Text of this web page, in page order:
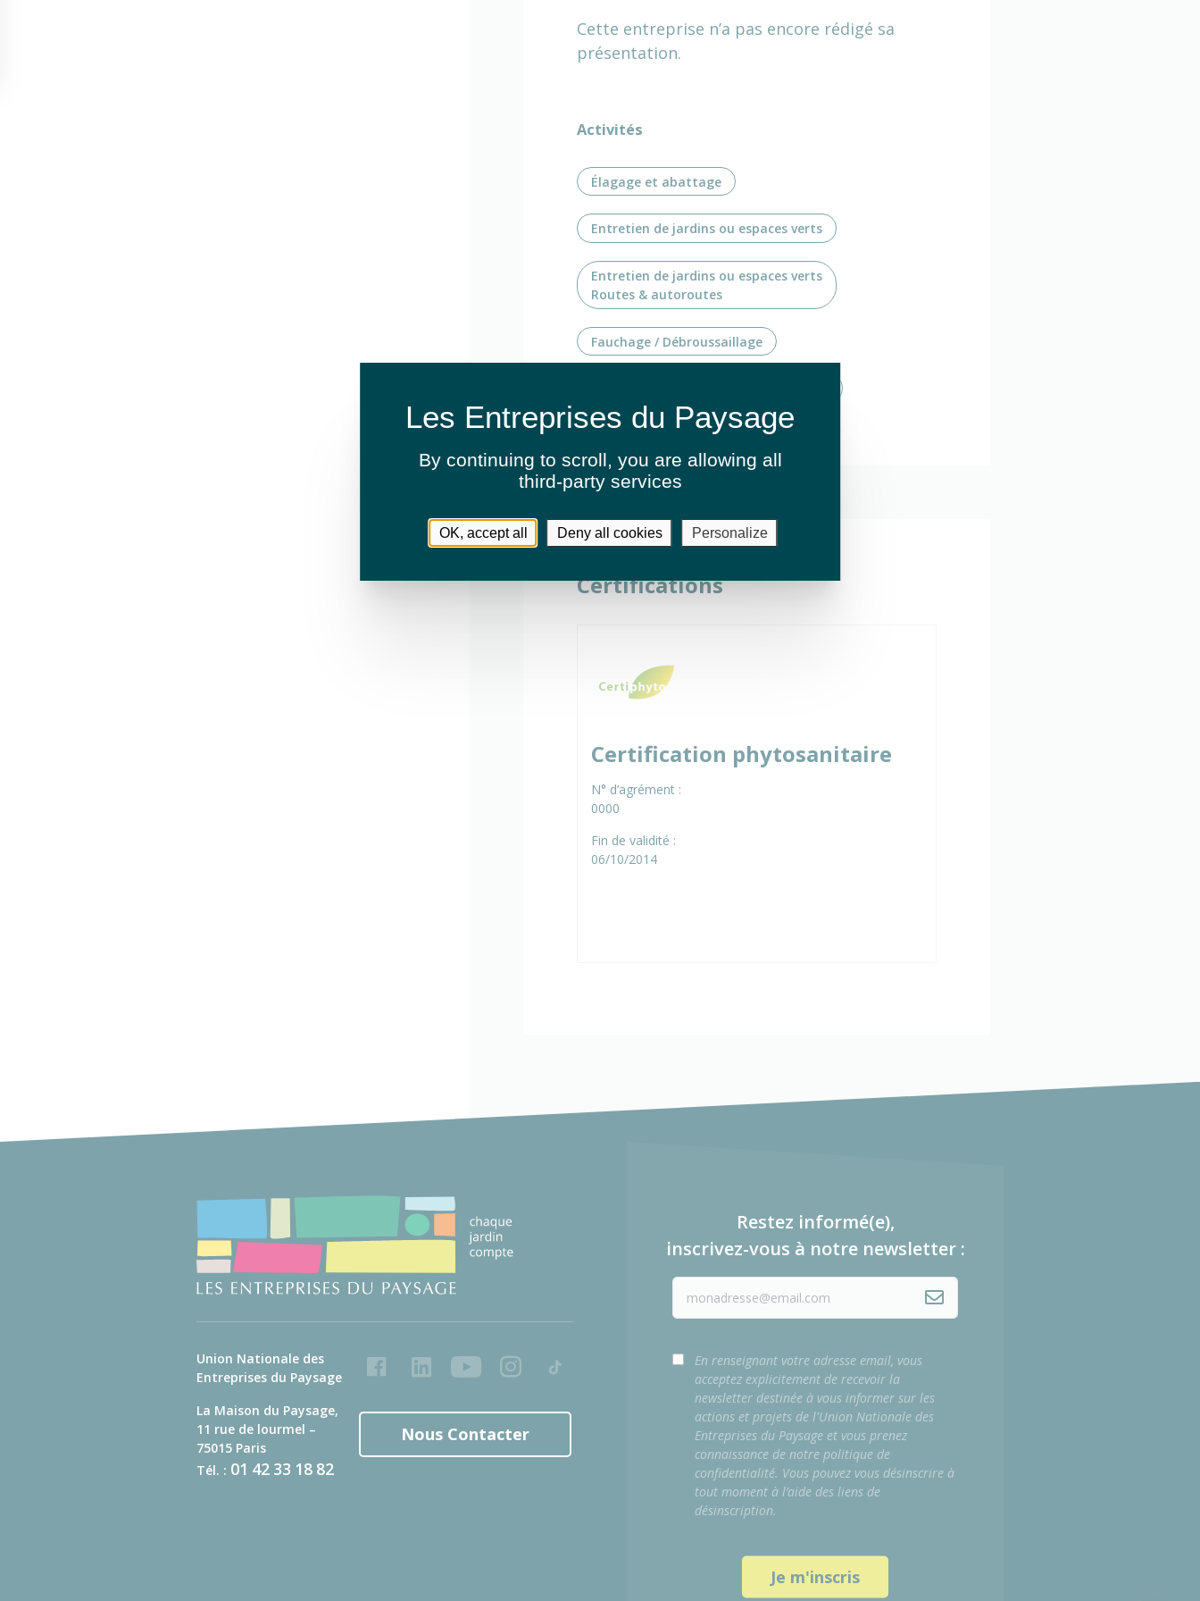
Cette entreprise n’a pas encore rédigé sa
présentation.
Activités
Élagage et abattage
Entretien de jardins ou espaces verts
Entretien de jardins ou espaces verts
Routes & autoroutes
Fauchage / Débroussaillage
Certifications
Certification phytosanitaire
N° d’agrément :
0000
Fin de validité :
06/10/2014
Union Nationale des
Entreprises du Paysage
La Maison du Paysage,
11 rue de lourmel –
75015 Paris
Tél. : 01 42 33 18 82
FacebookLinkedInYoutubeInstagram
Tiktok
Nous Contacter
Restez informé(e),
inscrivez-vous à notre newsletter :
En renseignant votre adresse email, vous
acceptez explicitement de recevoir la
newsletter destinée à vous informer sur les
actions et projets de l'Union Nationale des
Entreprises du Paysage et vous prenez
connaissance de notre politique de
confidentialité. Vous pouvez vous désinscrire à
tout moment à l’aide des liens de
désinscription.
By continuing to scroll, you are allowing all
third-party services
OK, accept all Deny all cookies Personalize